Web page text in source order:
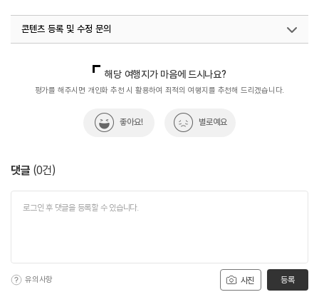
콘텐츠 등록 및 수정 문의
해당 여행지가 마음에 드시나요?
평가를 해주시면 개인화 추천 시 활용하여 최적의 여행지를 추천해 드리겠습니다.
좋아요! 별로예요
댓글 (0건)
사진
유의사항 등록